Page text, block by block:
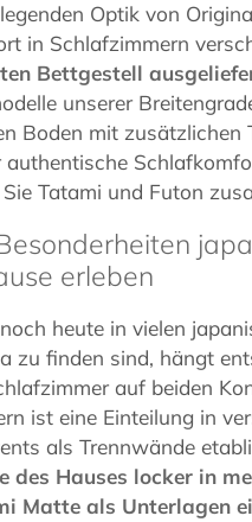
Optik von
in Schlafzimmern
Bettgestell
unserer
Boden mit
authentische
Tatami und Futon
erleben
heute in vielen
zu finden sind, hängt
auf beiden
ist eine Einteilung in
als Trennwände
des Hauses locker in
Matte als Unterlagen